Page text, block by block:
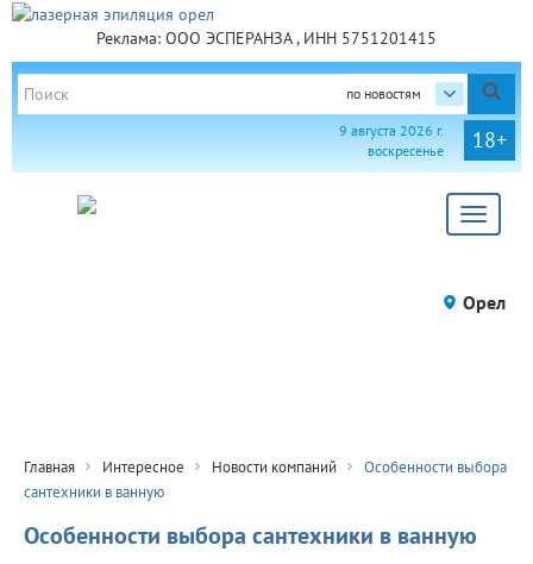
Реклама: ООО ЭСПЕРАНЗА , ИНН 5751201415
по новостям
18+
9 августа 2026 г.
воскресенье
Toggle
Орел
Главная Интересное Новости компаний
Особенности выбора
сантехники в ванную
Особенности выбора сантехники в ванную